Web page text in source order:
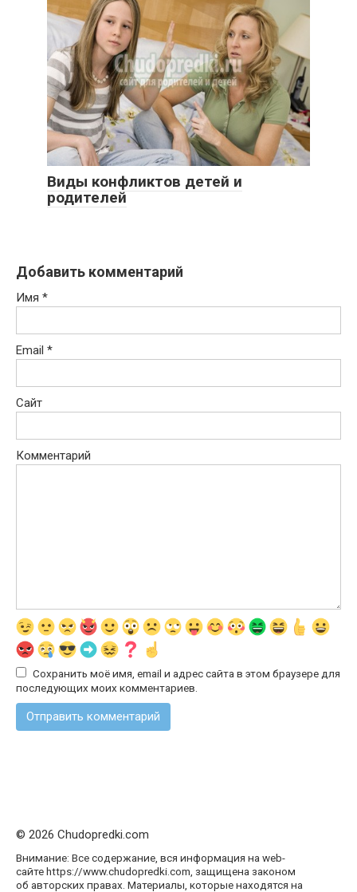
Виды конфликтов детей и
родителей
Добавить комментарий
Имя *
Email *
Сайт
Комментарий
Сохранить моё имя, email и адрес сайта в этом браузере для
последующих моих комментариев.
© 2026 Chudopredki.com
Внимание: Все содержание, вся информация на web-
сайте https://www.chudopredki.com, защищена законом
об авторских правах. Материалы, которые находятся на